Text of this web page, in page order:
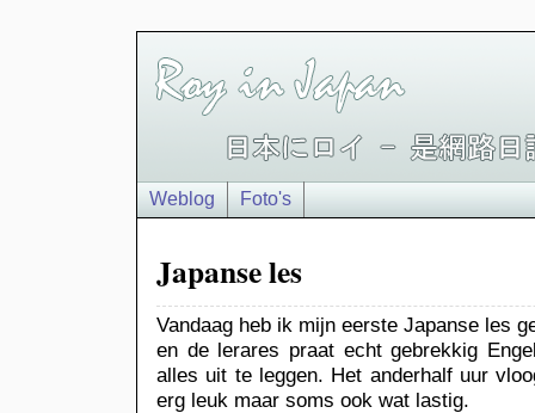
Weblog Foto's
Japanse les
Vandaag heb ik mijn eerste Japanse les
en de lerares praat echt gebrekkig
alles uit te leggen. Het anderhalf uur
erg leuk maar soms ook wat lastig.